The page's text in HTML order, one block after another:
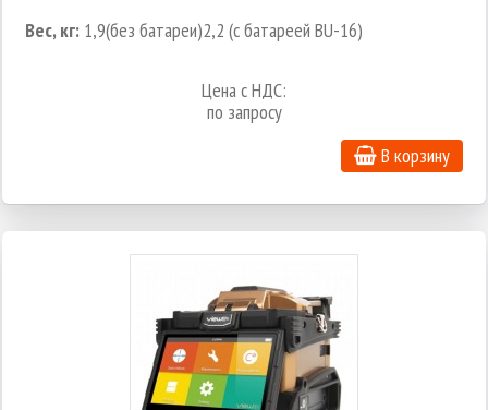
Вес, кг: 1,9(без батареи)2,2 (с батареей BU-16)
Цена с НДС:
по запросу
В корзину